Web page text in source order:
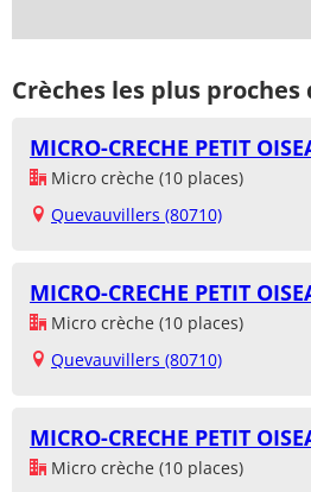
Crèches les plus proches
MICRO-CRECHE PETIT
Micro crèche (10 places)
Quevauvillers (80710)
MICRO-CRECHE PETIT
Micro crèche (10 places)
Quevauvillers (80710)
MICRO-CRECHE PETIT
Micro crèche (10 places)